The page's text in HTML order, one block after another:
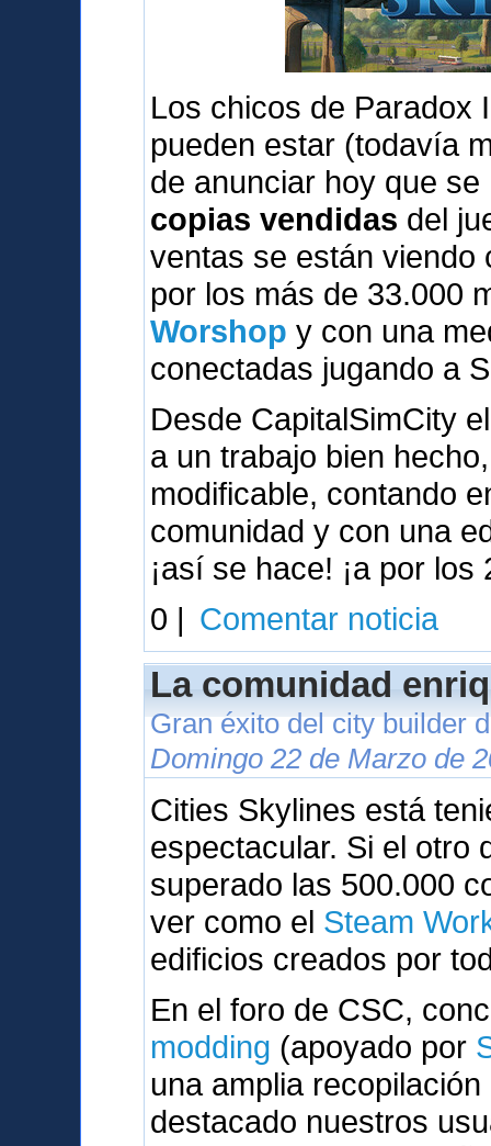
Los chicos de Paradox
pueden estar (todavía
de anunciar hoy que
copias vendidas del
ventas se están viendo
por los más de 33.000
Worshop y con una
conectadas jugando a
Desde CapitalSimCity
a un trabajo bien
modificable, contando
comunidad y con una
¡así se hace! ¡a por los
0 | Comentar noticia
La comunidad
Gran éxito del city builder
Domingo 22 de Marzo de
Cities Skylines está
espectacular. Si el otro
superado las 500.000
ver como el Steam
edificios creados por
En el foro de CSC,
modding (apoyado por
una amplia
destacado nuestros